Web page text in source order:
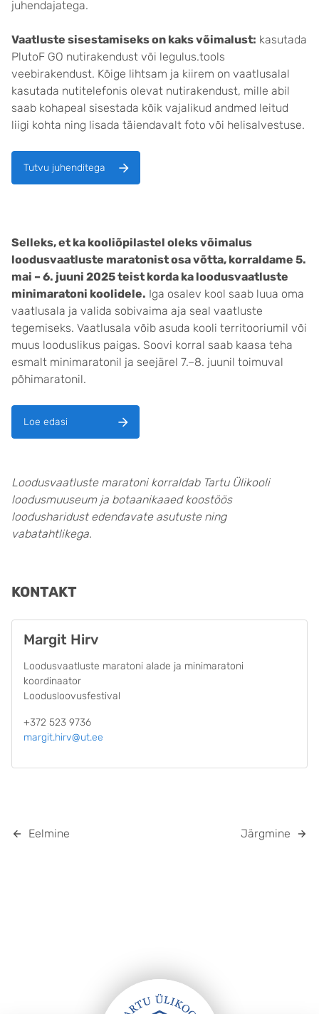
juhendajatega.
Vaatluste sisestamiseks on kaks võimalust: kasutada
PlutoF GO nutirakendust või legulus.tools
veebirakendust. Kõige lihtsam ja kiirem on vaatlusalal
kasutada nutitelefonis olevat nutirakendust, mille abil
saab kohapeal sisestada kõik vajalikud andmed leitud
liigi kohta ning lisada täiendavalt foto või helisalvestuse.
Tutvu juhenditega
Selleks, et ka kooliõpilastel oleks võimalus
loodusvaatluste maratonist osa võtta, korraldame 5.
mai – 6. juuni 2025 teist korda ka loodusvaatluste
minimaratoni koolidele. Iga osalev kool saab luua oma
vaatlusala ja valida sobivaima aja seal vaatluste
tegemiseks. Vaatlusala võib asuda kooli territooriumil või
muus looduslikus paigas. Soovi korral saab kaasa teha
esmalt minimaratonil ja seejärel 7.–8. juunil toimuval
põhimaratonil.
Loe edasi
Loodusvaatluste maratoni korraldab Tartu Ülikooli
loodusmuuseum ja botaanikaaed koostöös
loodusharidust edendavate asutuste ning
vabatahtlikega.
KONTAKT
Margit Hirv
Loodusvaatluste maratoni alade ja minimaratoni
koordinaator
Loodusloovusfestival
+372 523 9736
margit.hirv@ut.ee
Eelmine Järgmine